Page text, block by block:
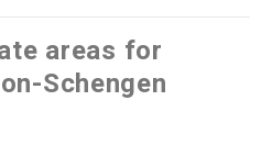
areas for
Schengen